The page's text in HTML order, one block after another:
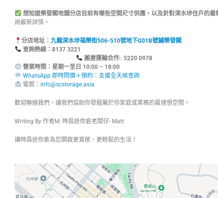
想知道榮發閣地舖分店目前有哪些空間尺寸供應，以及針對深水埗住戶的最
詢最新詳情。
分店地址： 九龍深水埗福榮街506-510號地下G01B號鋪榮發閣
查詢熱線：
搬屋運輸合作: 5220 0978
營業時間：星期一至日 10:00 – 18:00
WhatsApp 即時問價＋預約：支援全天候查詢
電郵： info@scstorage.asia
歡迎聯絡我們，讓我們協助你發掘屬於你家庭或業務的最理想空間。
Writing By 作者M: 時昌迷你倉老闆仔- Matt
讓時昌迷你倉為您開啟更寬敞、更輕鬆的生活！